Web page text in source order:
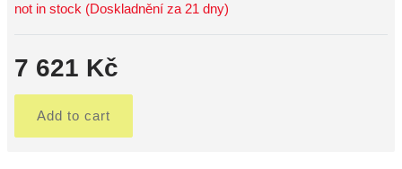
not in stock (Doskladnění za 21 dny)
7 621 Kč
Add to cart